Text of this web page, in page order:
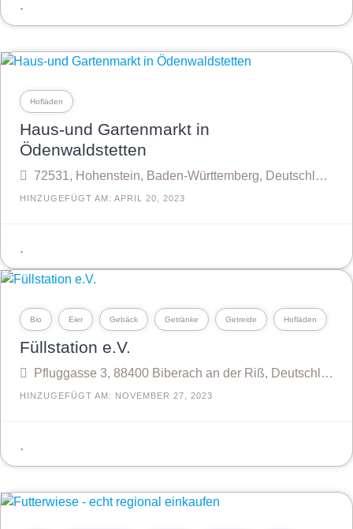
Hofläden
Haus-und Gartenmarkt in
Ödenwaldstetten
72531, Hohenstein, Baden-Württemberg, Deutschland
HINZUGEFÜGT AM: APRIL 20, 2023
Bio Eier Gebäck Getränke Getreide Hofläden
Füllstation e.V.
Pfluggasse 3, 88400 Biberach an der Riß, Deutschland
HINZUGEFÜGT AM: NOVEMBER 27, 2023